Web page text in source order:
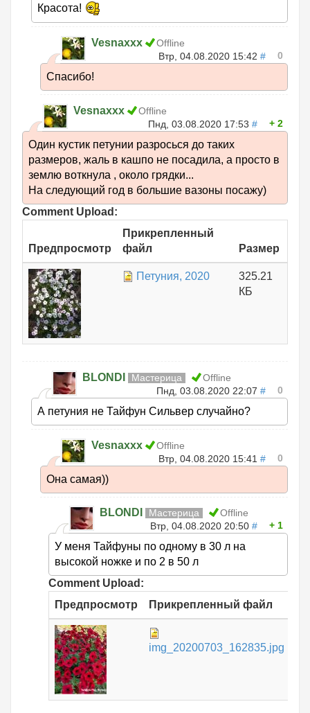
Красота!
Vesnaxxx
Offline
Втр, 04.08.2020 15:42 # 0
Спасибо!
Vesnaxxx
Offline
Пнд, 03.08.2020 17:53 # 2
Один кустик петунии разросься до таких
размеров, жаль в кашпо не посадила, а просто в
землю воткнула , около грядки...
На следующий год в большие вазоны посажу)
Comment Upload:
Предпросмотр
Прикрепленный
файл
Размер
Петуния, 2020
325.21
КБ
BLONDI Мастерица
Offline
Пнд, 03.08.2020 22:07 # 0
А петуния не Тайфун Сильвер случайно?
Vesnaxxx
Offline
Втр, 04.08.2020 15:41 # 0
Она самая))
BLONDI Мастерица
Offline
Втр, 04.08.2020 20:50 # 1
У меня Тайфуны по одному в 30 л на
высокой ножке и по 2 в 50 л
Comment Upload:
Предпросмотр
Прикрепленный файл
img_20200703_162835.jpg